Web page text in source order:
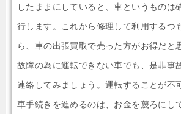
したままにしていると、車というものは
行します。これから修理して利用するつ
ら、車の出張買取で売った方がお得だと
故障の為に運転できない車でも、是非事
連絡してみましょう。運転することが不
車手続きを進めるのは、お金を蔑ろにし